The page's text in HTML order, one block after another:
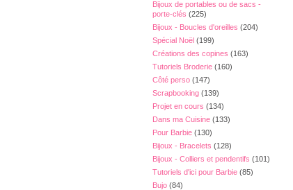
Bijoux de portables ou de sacs -
porte-clés (225)
Bijoux - Boucles d'oreilles (204)
Spécial Noël (199)
Créations des copines (163)
Tutoriels Broderie (160)
Côté perso (147)
Scrapbooking (139)
Projet en cours (134)
Dans ma Cuisine (133)
Pour Barbie (130)
Bijoux - Bracelets (128)
Bijoux - Colliers et pendentifs (101)
Tutoriels d'ici pour Barbie (85)
Bujo (84)